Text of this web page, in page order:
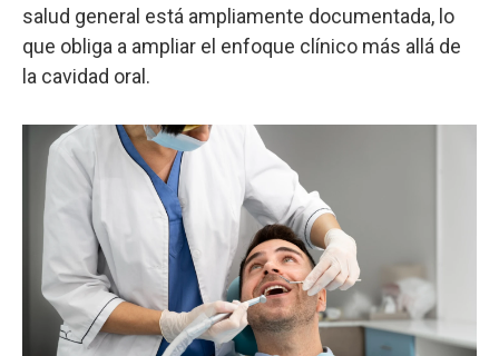
salud general está ampliamente documentada, lo
que obliga a ampliar el enfoque clínico más allá de
la cavidad oral.